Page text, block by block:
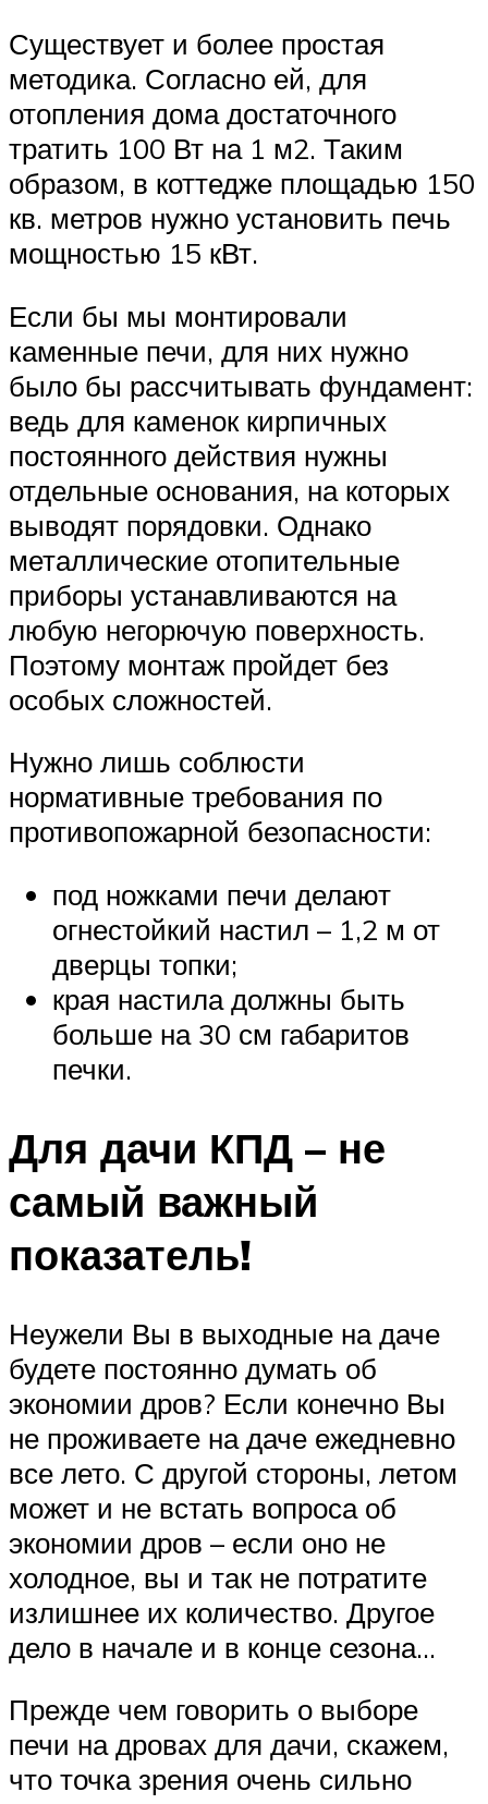
Существует и более простая
методика. Согласно ей, для
отопления дома достаточного
тратить 100 Вт на 1 м2. Таким
образом, в коттедже площадью 150
кв. метров нужно установить печь
мощностью 15 кВт.
Если бы мы монтировали
каменные печи, для них нужно
было бы рассчитывать фундамент:
ведь для каменок кирпичных
постоянного действия нужны
отдельные основания, на которых
выводят порядовки. Однако
металлические отопительные
приборы устанавливаются на
любую негорючую поверхность.
Поэтому монтаж пройдет без
особых сложностей.
Нужно лишь соблюсти
нормативные требования по
противопожарной безопасности:
под ножками печи делают
огнестойкий настил – 1,2 м от
дверцы топки;
края настила должны быть
больше на 30 см габаритов
печки.
Для дачи КПД – не
самый важный
показатель!
Неужели Вы в выходные на даче
будете постоянно думать об
экономии дров? Если конечно Вы
не проживаете на даче ежедневно
все лето. С другой стороны, летом
может и не встать вопроса об
экономии дров – если оно не
холодное, вы и так не потратите
излишнее их количество. Другое
дело в начале и в конце сезона…
Прежде чем говорить о выборе
печи на дровах для дачи, скажем,
что точка зрения очень сильно